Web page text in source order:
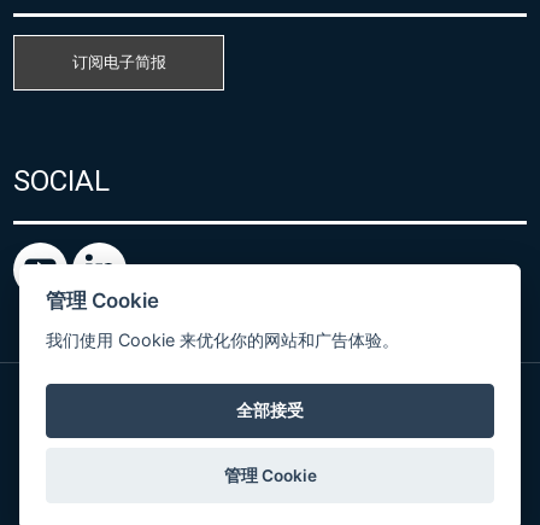
订阅电子简报
SOCIAL
bySpaneco
管理 Cookie
我们使用 Cookie 来优化你的网站和广告体验。
全部接受
管理 Cookie